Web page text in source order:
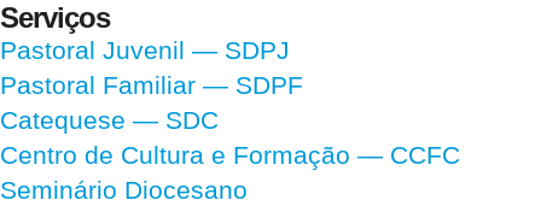
Serviços
Pastoral Juvenil — SDPJ
Pastoral Familiar — SDPF
Catequese — SDC
Centro de Cultura e Formação — CCFC
Seminário Diocesano